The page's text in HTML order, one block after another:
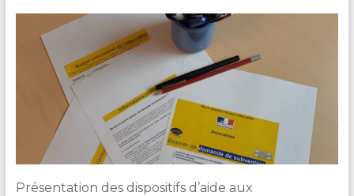
Présentation des dispositifs d’aide aux